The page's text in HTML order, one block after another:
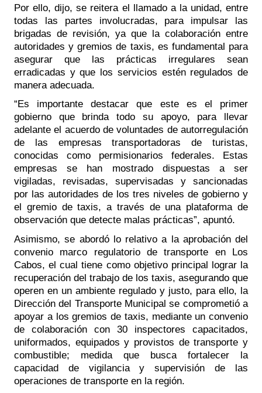
Por ello, dijo, se reitera el llamado a la unidad, entre
todas las partes involucradas, para impulsar las
brigadas de revisión, ya que la colaboración entre
autoridades y gremios de taxis, es fundamental para
asegurar que las prácticas irregulares sean
erradicadas y que los servicios estén regulados de
manera adecuada.
“Es importante destacar que este es el primer
gobierno que brinda todo su apoyo, para llevar
adelante el acuerdo de voluntades de autorregulación
de las empresas transportadoras de turistas,
conocidas como permisionarios federales. Estas
empresas se han mostrado dispuestas a ser
vigiladas, revisadas, supervisadas y sancionadas
por las autoridades de los tres niveles de gobierno y
el gremio de taxis, a través de una plataforma de
observación que detecte malas prácticas”, apuntó.
Asimismo, se abordó lo relativo a la aprobación del
convenio marco regulatorio de transporte en Los
Cabos, el cual tiene como objetivo principal lograr la
recuperación del trabajo de los taxis, asegurando que
operen en un ambiente regulado y justo, para ello, la
Dirección del Transporte Municipal se comprometió a
apoyar a los gremios de taxis, mediante un convenio
de colaboración con 30 inspectores capacitados,
uniformados, equipados y provistos de transporte y
combustible; medida que busca fortalecer la
capacidad de vigilancia y supervisión de las
operaciones de transporte en la región.